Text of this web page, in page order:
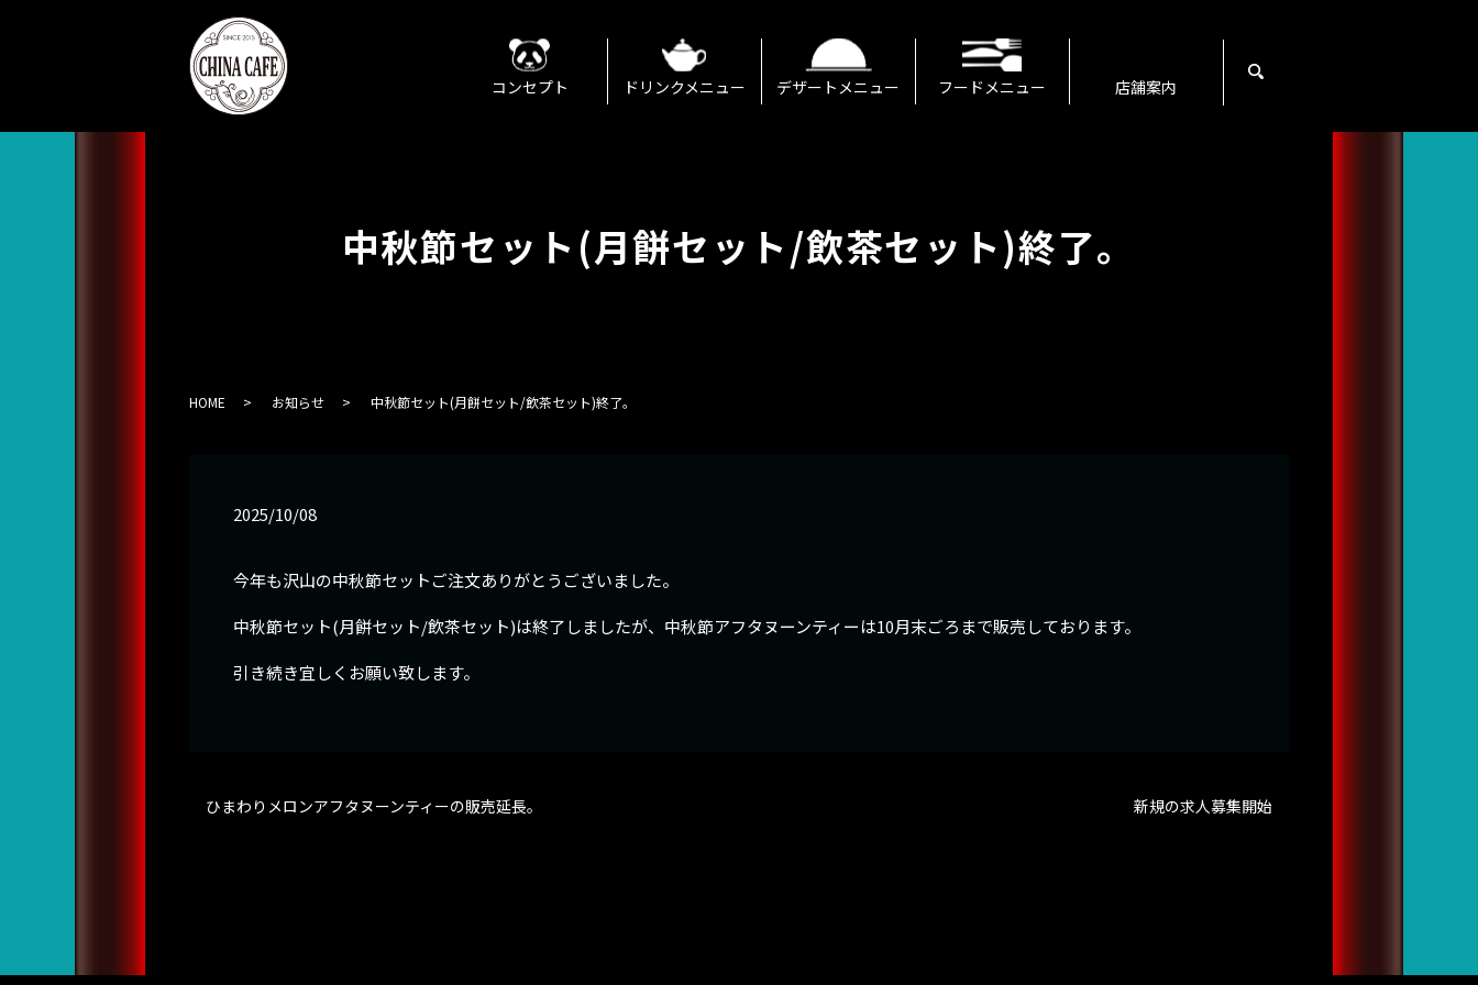
コンセプト ドリンクメニュー デザートメニュー フードメニュー 店舗案内
中秋節セット(月餅セット/飲茶セット)終了。
HOME お知らせ 中秋節セット(月餅セット/飲茶セット)終了。
2025/10/08
今年も沢山の中秋節セットご注文ありがとうございました。
中秋節セット(月餅セット/飲茶セット)は終了しましたが、中秋節アフタヌーンティーは10月末ごろまで販売しております。
引き続き宜しくお願い致します。
ひまわりメロンアフタヌーンティーの販売延長。 新規の求人募集開始